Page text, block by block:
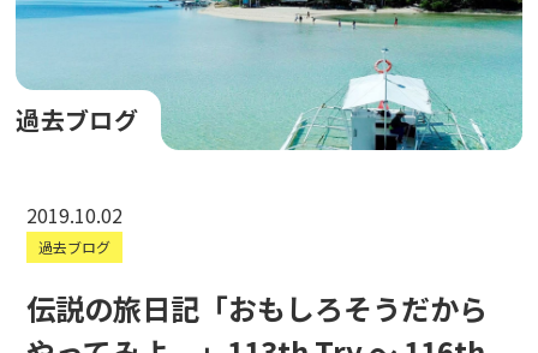
過去ブログ
2019.10.02
過去ブログ
伝説の旅日記「おもしろそうだから